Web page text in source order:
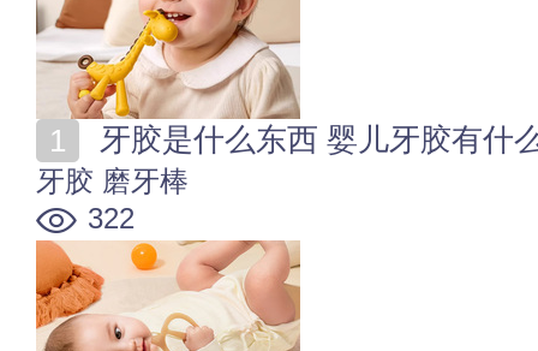
牙胶是什么东西 婴儿牙胶有什
牙胶 磨牙棒
322